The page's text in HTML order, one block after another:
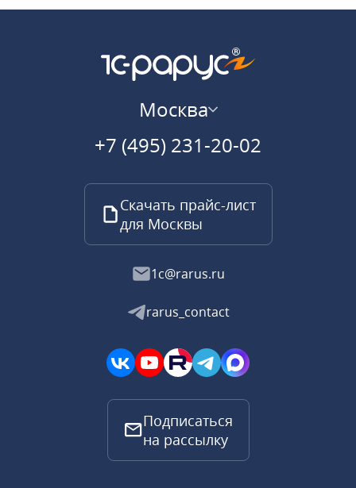
Москва
+7 (495) 231-20-02
Скачать прайс-лист
для Москвы
1c@rarus.ru
rarus_contact
Подписаться
на рассылку